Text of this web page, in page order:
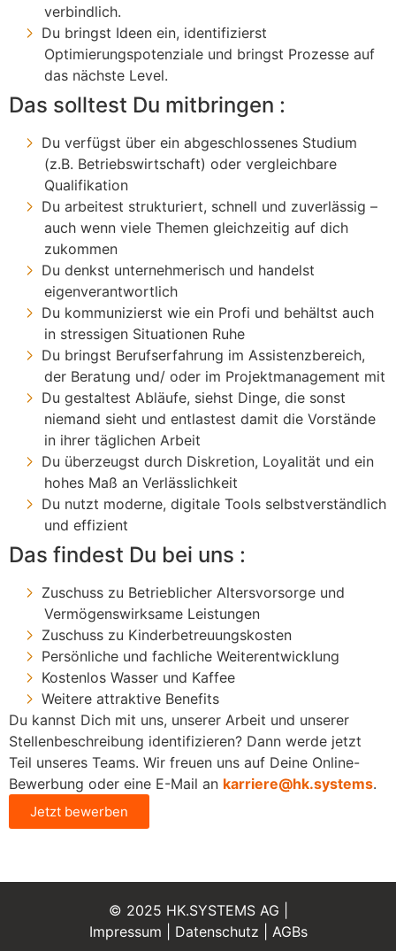
verbindlich.
Du bringst Ideen ein, identifizierst
Optimierungspotenziale und bringst Prozesse auf
das nächste Level.
Das solltest Du mitbringen :
Du verfügst über ein abgeschlossenes Studium
(z.B. Betriebswirtschaft) oder vergleichbare
Qualifikation
Du arbeitest strukturiert, schnell und zuverlässig –
auch wenn viele Themen gleichzeitig auf dich
zukommen
Du denkst unternehmerisch und handelst
eigenverantwortlich
Du kommunizierst wie ein Profi und behältst auch
in stressigen Situationen Ruhe
Du bringst Berufserfahrung im Assistenzbereich,
der Beratung und/ oder im Projektmanagement mit
Du gestaltest Abläufe, siehst Dinge, die sonst
niemand sieht und entlastest damit die Vorstände
in ihrer täglichen Arbeit
Du überzeugst durch Diskretion, Loyalität und ein
hohes Maß an Verlässlichkeit
Du nutzt moderne, digitale Tools selbstverständlich
und effizient
Das findest Du bei uns :
Zuschuss zu Betrieblicher Altersvorsorge und
Vermögenswirksame Leistungen
Zuschuss zu Kinderbetreuungskosten
Persönliche und fachliche Weiterentwicklung
Kostenlos Wasser und Kaffee
Weitere attraktive Benefits
Du kannst Dich mit uns, unserer Arbeit und unserer
Stellenbeschreibung identifizieren? Dann werde jetzt
Teil unseres Teams. Wir freuen uns auf Deine Online-
Bewerbung oder eine E-Mail an karriere@hk.systems.
Jetzt bewerben
© 2025 HK.SYSTEMS AG |
Impressum
Datenschutz AGBs